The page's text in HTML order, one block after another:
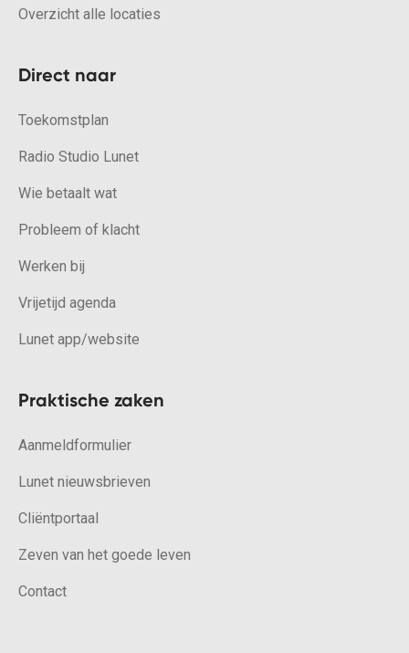
Overzicht alle locaties
Direct naar
Toekomstplan
Radio Studio Lunet
Wie betaalt wat
Probleem of klacht
Werken bij
Vrijetijd agenda
Lunet app/website
Praktische zaken
Aanmeldformulier
Lunet nieuwsbrieven
Cliëntportaal
Zeven van het goede leven
Contact